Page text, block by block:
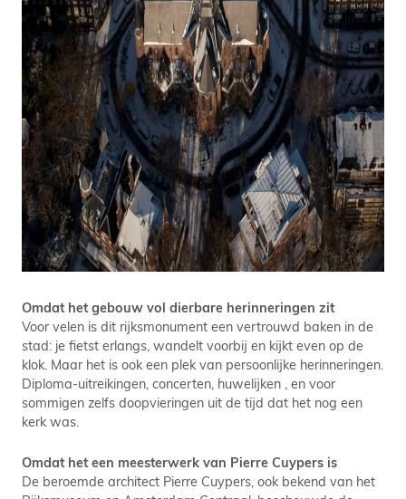
Omdat het gebouw vol dierbare herinneringen zit
Voor velen is dit rijksmonument een vertrouwd baken in de
stad: je fietst erlangs, wandelt voorbij en kijkt even op de
klok. Maar het is ook een plek van persoonlijke herinneringen.
Diploma-uitreikingen, concerten, huwelijken , en voor
sommigen zelfs doopvieringen uit de tijd dat het nog een
kerk was.
Omdat het een meesterwerk van Pierre Cuypers is
De beroemde architect Pierre Cuypers, ook bekend van het